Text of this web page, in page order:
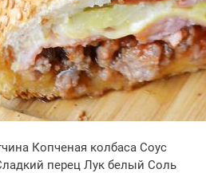
Копченая колбаса Соус
перец Лук белый Соль